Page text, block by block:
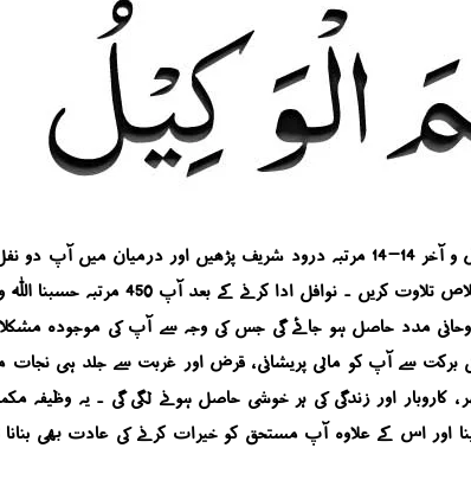
حسبنا اللہ ونعم الوکیل کا وظیفہ کرنے کا صحیح طریقہ یہ ہے کہ آپ جمعرات کے روز عشاء کی نماز کے بعد اول و آخر 14-14 مرتبہ درود شریف پڑھیں اور
محمد آل محمد اس طرح ادا کریں کہ ان دونوں نوافل میں آپ الحمد شریف کے بعد 14-14 مرتبہ سورہ اخلاص
آپ 14 دن تک جاری رکھیں ۔ انشاء اللہ 14 دن کے بعد آپ کو روحانی مدد حاصل ہو جائے گی جس کی وجہ سے آپ کی
برکت سے آپ کو مالی پریشانی ، قرض اور غربت سے جلد ہی نجات
اور زندگی کی ہر خوشی حاصل ہونے لگی گی ۔ یہ وظیفہ
کرنے کی عادت ضرور بنا لینا اور اس کے علاوہ آپ مستحق کو خیرات کرنے کی عادت بھی